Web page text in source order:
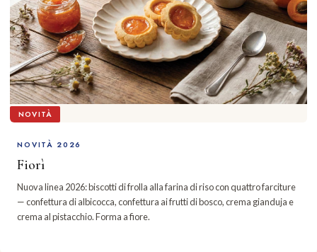
NOVITÀ
NOVITÀ 2026
Fiorì
Nuova linea 2026: biscotti di frolla alla farina di riso con quattro farciture
— confettura di albicocca, confettura ai frutti di bosco, crema gianduja e
crema al pistacchio. Forma a fiore.